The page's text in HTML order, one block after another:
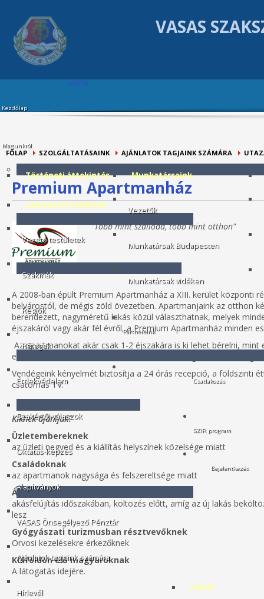
VASAS
Menu
Kezdőlap
Magunkról
Történeti áttekintés
Szervezeti felépítés
Vezető testületek
Szakmák
Régiók
Rétegek
Munkatársaink
Vezetők
Munkatársak Budapesten
Munkatársak vidéken
Érdekvédelem
Szakértői válaszok
Oktatás-képzés
Alapítványok
VASAS Önsegélyező Pénztár
Ajánlatok tagjaink számára
Hírlevél
Partnereink
HAZAI
Csatlakozás
SZIR program
Bejelentkezés
FŐLAP SZOLGÁLTATÁSAINK AJÁNLATOK TAGJAINK SZÁMÁRA
Premium Apartmanház
"Több mint szálloda, több mint otthon"
A 2008-ban épült Premium Apartmanház a XIII. kerület központi
belvárostól, de mégis zöld övezetben. Apartmanjaink az otthon
berendezett, nagyméretű lakás közül választhatnak, melyek
éjszakáról vagy akár fél évről, a Premium Apartmanház minden
Az apartmanokat akár csak 1-2 éjszakára is ki lehet bérelni,
esetében az albérletszerű bérlést szállodai szolgáltatásokkal
Vendégeink kényelmét biztosítja a 24 órás recepció, a földszinti
csatornás TV.
Kiknek ajánljuk?
Üzletembereknek
az üzleti negyed és a kiállítás helyszínek közelsége miatt
Családoknak
az apartmanok nagysága és felszereltsége miatt
Átmeneti otthont keresőknek
akásfelújítás időszakában, költözés előtt, amíg az új lakás
lesz
Gyógyászati turizmusban résztvevőknek
Orvosi kezelésekre érkezőknek
Külföldön élő magyaroknak
A látogatás idejére.